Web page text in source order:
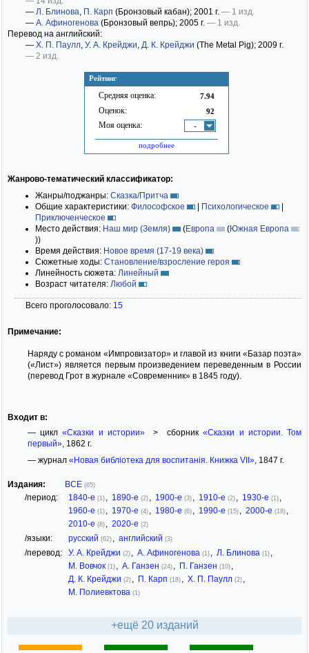
Рейтинг
Средняя оценка: 7.94
Оценок: 92
Моя оценка: -
подробнее
— Л. Блинова, П. Карп (Бронзовый кабан); 2001 г. — 1 изд.
— А. Афиногенова (Бронзовый вепрь); 2005 г. — 1 изд.
Перевод на английский:
— Х. П. Паулл, У. А. Крейджи, Д. К. Крейджи (The Metal Pig); 2009 г.
— 2 изд.
Жанрово-тематический классификатор:
Жанры/поджанры: Сказка/Притча
Общие характеристики: Философское | Психологическое
|
Приключенческое
Место действия: Наш мир (Земля) (Европа (Южная Европа
))
Время действия: Новое время (17-19 века)
Сюжетные ходы: Становление/взросление героя
Линейность сюжета: Линейный
Возраст читателя: Любой
Всего проголосовало: 15
Примечание:
Наряду с романом «Импровизатор» и главой из книги «Базар поэта»
(«Лист») является первым произведением переведенным в России
(перевод Грот в журнале «Современник» в 1845 году).
Входит в:
— цикл«Сказки и истории»> сборник«Сказки и истории. Том
первый», 1862 г.
— журнал «Новая библiотека для воспитанiя. Книжка VII», 1847 г.
Издания: ВСЕ (65)
/период: 1840-е (1) 1890-е (2) 1900-е (3) 1910-е (2) 1930-е (1)
1960-е (1) 1970-е (4) 1980-е (6) 1990-е (15) 2000-е (18)
2010-е (8) 2020-е (2)
/языки: русский (62) английский (3)
/перевод: У. А. Крейджи (2) А. Афиногенова (1) Л. Блинова (1)
М. Вовчок (1) А. Ганзен (24) П. Ганзен (10)
Д. К. Крейджи (2) П. Карп (18) Х. П. Паулл (2)
М. Полиевктова (1)
+ещё 20 изданий